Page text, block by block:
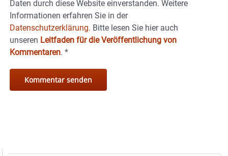
Daten durch diese Website einverstanden. Weitere
Informationen erfahren Sie in der
Datenschutzerklärung. Bitte lesen Sie hier auch
unseren Leitfaden für die Veröffentlichung von
Kommentaren. *